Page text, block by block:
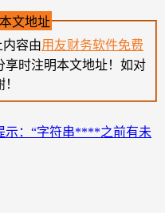
文地址
内容由用友财务软件免费
享时注明本文地址！如对
示：“字符串****之前有未